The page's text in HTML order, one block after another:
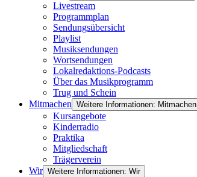
Livestream
Programmplan
Sendungsübersicht
Playlist
Musiksendungen
Wortsendungen
Lokalredaktions-Podcasts
Über das Musikprogramm
Trug und Schein
Mitmachen Weitere Informationen: Mitmachen
Kursangebote
Kinderradio
Praktika
Mitgliedschaft
Trägerverein
Wir Weitere Informationen: Wir